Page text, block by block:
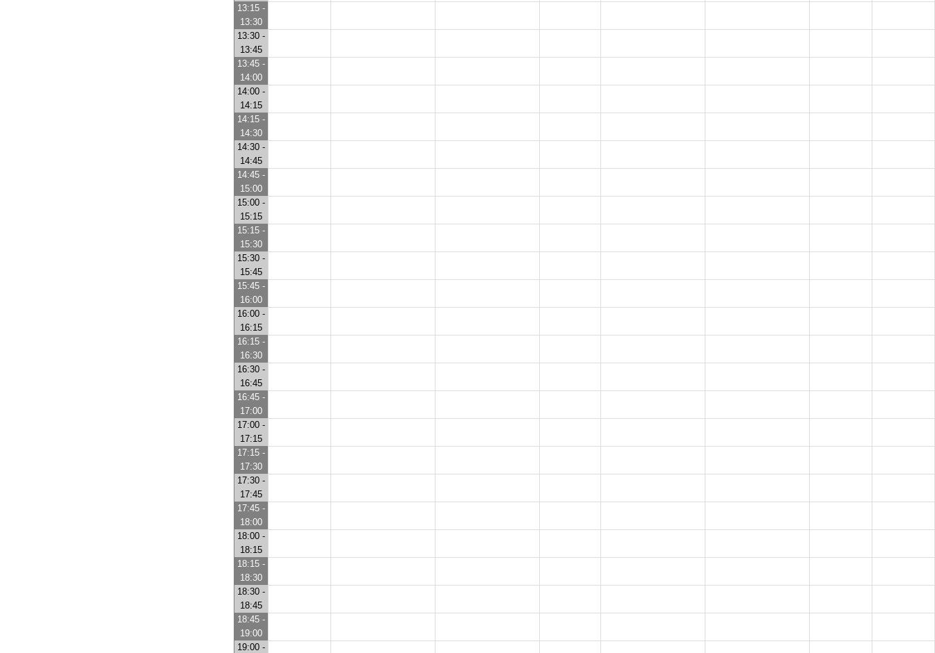
13:15 -
13:30
13:30 -
13:45
13:45 -
14:00
14:00 -
14:15
14:15 -
14:30
14:30 -
14:45
14:45 -
15:00
15:00 -
15:15
15:15 -
15:30
15:30 -
15:45
15:45 -
16:00
16:00 -
16:15
16:15 -
16:30
16:30 -
16:45
16:45 -
17:00
17:00 -
17:15
17:15 -
17:30
17:30 -
17:45
17:45 -
18:00
18:00 -
18:15
18:15 -
18:30
18:30 -
18:45
18:45 -
19:00
19:00 -